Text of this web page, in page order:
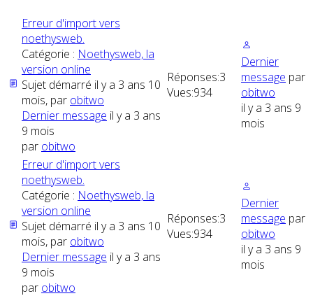
Erreur d'import vers
noethysweb.
Catégorie : Noethysweb, la
version online
Sujet démarré il y a 3 ans 10
mois, par obitwo
Dernier message il y a 3 ans
9 mois
par obitwo
Réponses:3
Vues:934
Dernier
message par
obitwo
il y a 3 ans 9
mois
Erreur d'import vers
noethysweb.
Catégorie : Noethysweb, la
version online
Sujet démarré il y a 3 ans 10
mois, par obitwo
Dernier message il y a 3 ans
9 mois
par obitwo
Réponses:3
Vues:934
Dernier
message par
obitwo
il y a 3 ans 9
mois